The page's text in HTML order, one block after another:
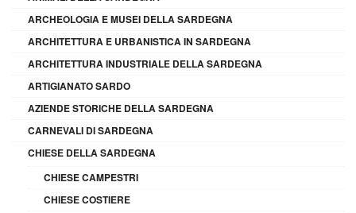
ARCHEOLOGIA E MUSEI DELLA SARDEGNA
ARCHITETTURA E URBANISTICA IN SARDEGNA
ARCHITETTURA INDUSTRIALE DELLA SARDEGNA
ARTIGIANATO SARDO
AZIENDE STORICHE DELLA SARDEGNA
CARNEVALI DI SARDEGNA
CHIESE DELLA SARDEGNA
CHIESE CAMPESTRI
CHIESE COSTIERE